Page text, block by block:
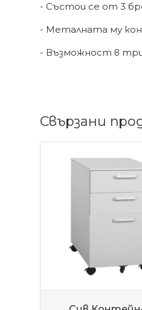
- Състои се от 3
- Металната му
- Възможност в три
Свързани